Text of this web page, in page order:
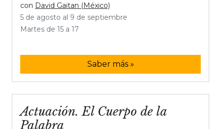
con David Gaitan (México)
5 de agosto al 9 de septiembre
Martes de 15 a 17
Saber más »
Actuación. El Cuerpo de la
Palabra